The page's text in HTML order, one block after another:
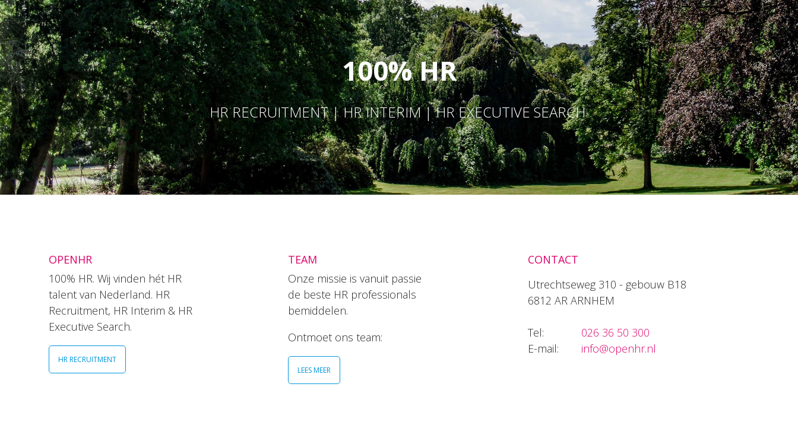
100% HR
HR RECRUITMENT | HR INTERIM | HR EXECUTIVE SEARCH
OPENHR
100% HR. Wij vinden hét HR
talent van Nederland. HR
Recruitment, HR Interim & HR
Executive Search.
HR RECRUITMENT
TEAM
Onze missie is vanuit passie
de beste HR professionals
bemiddelen.
Ontmoet ons team:
LEES MEER
CONTACT
Utrechtseweg 310 - gebouw B18
6812 AR ARNHEM
Tel:
026 36 50 300
E-mail:
info@openhr.nl